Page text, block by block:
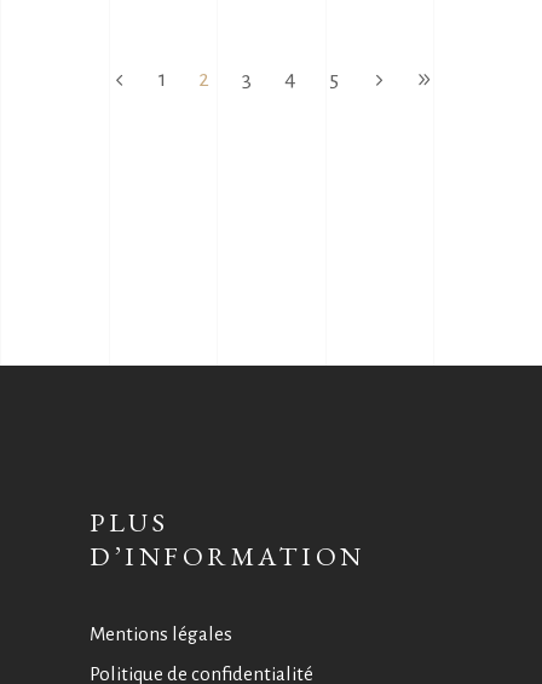
1 2 3 4 5
PLUS
D’INFORMATION
Mentions légales
Politique de confidentialité